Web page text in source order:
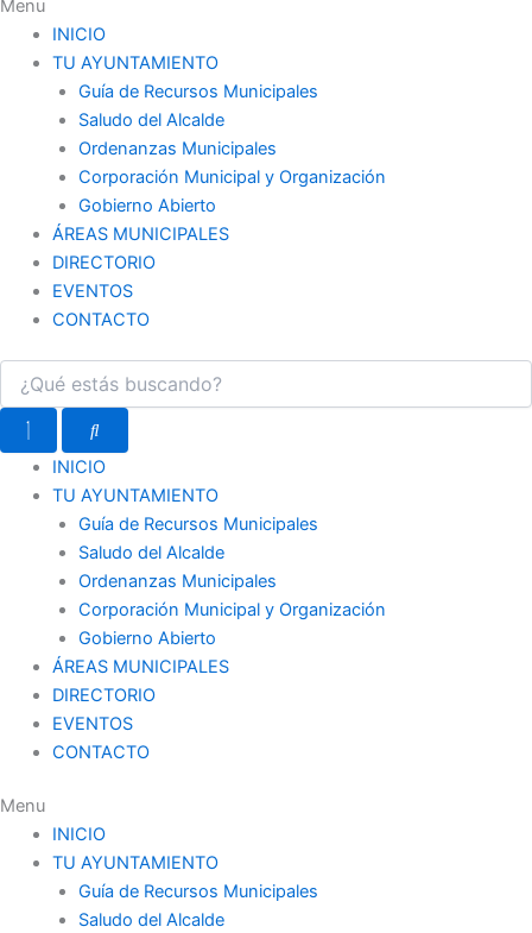
Menu
INICIO
TU AYUNTAMIENTO
Guía de Recursos Municipales
Saludo del Alcalde
Ordenanzas Municipales
Corporación Municipal y Organización
Gobierno Abierto
ÁREAS MUNICIPALES
DIRECTORIO
EVENTOS
CONTACTO
INICIO
TU AYUNTAMIENTO
Guía de Recursos Municipales
Saludo del Alcalde
Ordenanzas Municipales
Corporación Municipal y Organización
Gobierno Abierto
ÁREAS MUNICIPALES
DIRECTORIO
EVENTOS
CONTACTO
Menu
INICIO
TU AYUNTAMIENTO
Guía de Recursos Municipales
Saludo del Alcalde